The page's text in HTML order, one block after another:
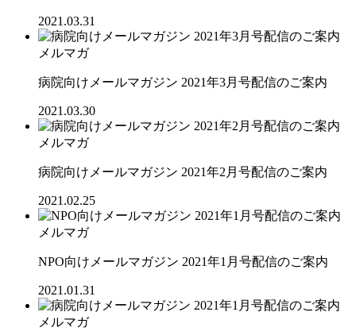
2021.03.31
メルマガ
病院向けメールマガジン 2021年3月号配信のご案内
2021.03.30
メルマガ
病院向けメールマガジン 2021年2月号配信のご案内
2021.02.25
メルマガ
NPO向けメールマガジン 2021年1月号配信のご案内
2021.01.31
メルマガ